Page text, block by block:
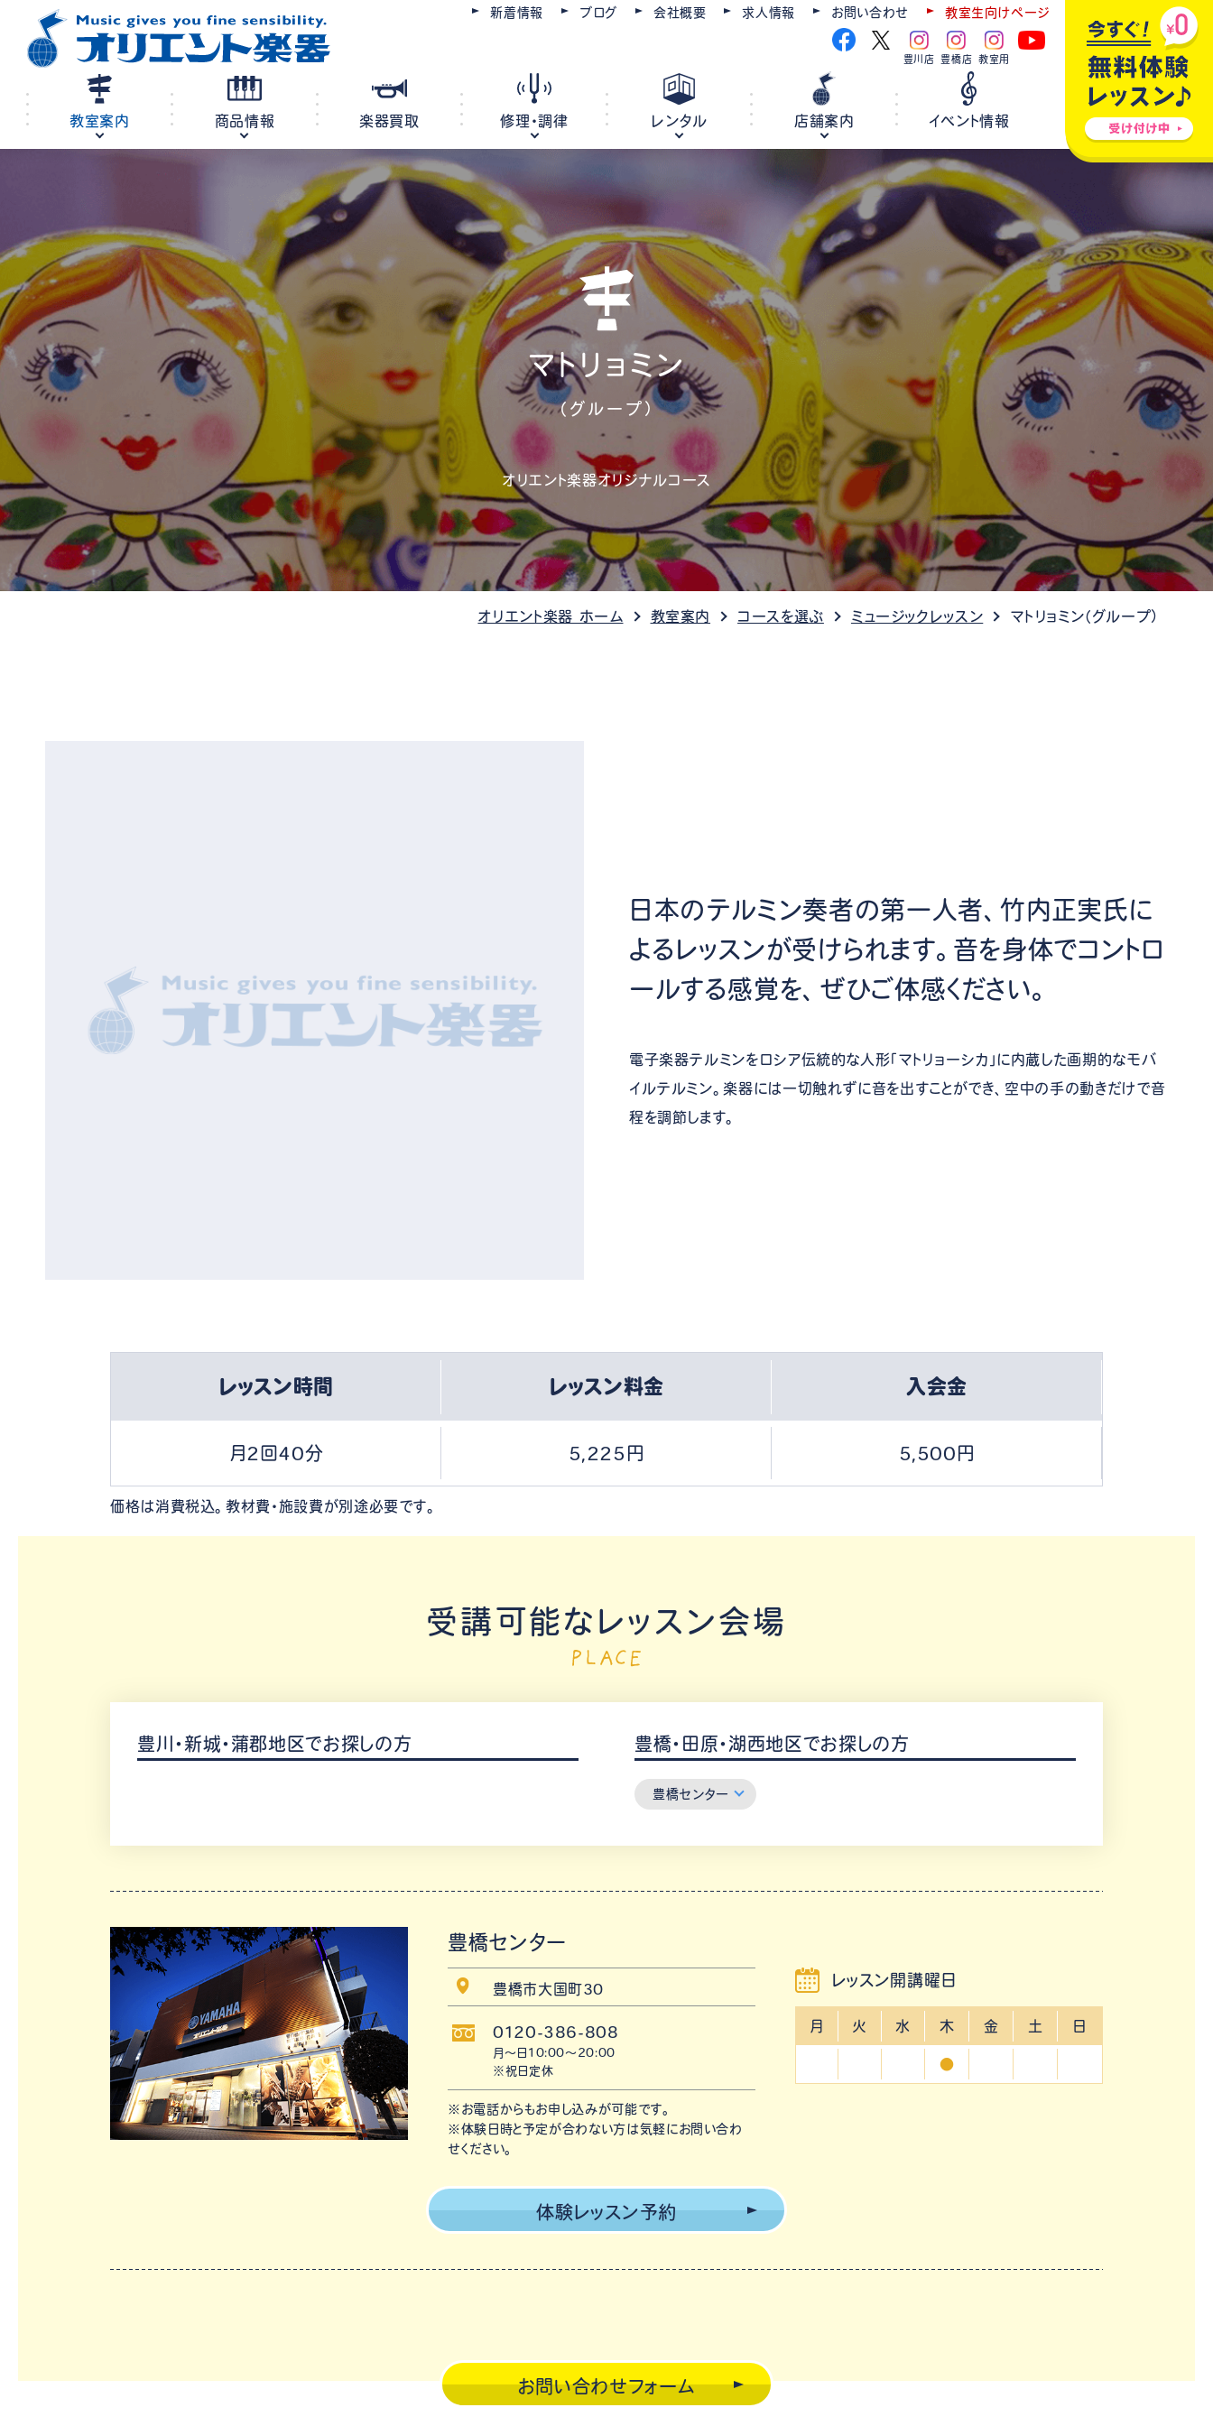
新着情報 ブログ 会社概要 求人情報 お問い合わせ 教室生向けページ
豊川店 豊橋店 教室用
教室案内
教室案内
コースを選ぶ レッスン会場
商品情報
商品情報
電子ピアノ
オルガン
キーボード
ギター
ウクレレ
弦楽器
管楽器 防音・調音 各種楽器 チケット情報
楽器買取 修理・調律
修理・調律
ピアノ調律・修理 管楽器修理・メンテナンス 各種楽器修理
レンタル
レンタル
楽器レンタル 教室レンタル ホールレンタル
店舗案内
店舗案内
豊川店 豊橋店
イベント情報
マトリョミン
（グループ）
オリエント楽器オリジナルコース
オリエント楽器 ホーム 教室案内 コースを選ぶ ミュージックレッスン マトリョミン（グループ）
日本のテルミン奏者の第一人者、竹内正実氏に
よるレッスンが受けられます。音を身体でコントロ
ールする感覚を、ぜひご体感ください。
電子楽器テルミンをロシア伝統的な人形「マトリョーシカ」に内蔵した画期的なモバ
イルテルミン。楽器には一切触れずに音を出すことができ、空中の手の動きだけで音
程を調節します。
レッスン時間 レッスン料金 入会金
月2回40分 5,225円 5,500円
価格は消費税込。教材費・施設費が別途必要です。
受講可能なレッスン会場
PLACE
豊川・新城・蒲郡地区でお探しの方 豊橋・田原・湖西地区でお探しの方
豊橋センター
豊橋センター
豊橋市大国町30
0120-386-808
月〜日10:00〜20:00
※祝日定休
※お電話からもお申し込みが可能です。
※体験日時と予定が合わない方は気軽にお問い合わ
せください。
レッスン開講曜日
月 火 水 木 金 土 日
●
体験レッスン予約
お問い合わせフォーム